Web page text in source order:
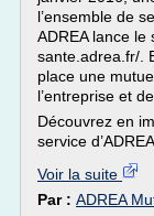
l’ensemble de
ADREA lance le
sante.adrea.fr/.
place une
l’entreprise et
Découvrez en
service
Voir la suite
Par : ADREA